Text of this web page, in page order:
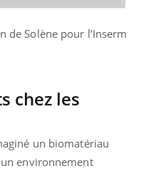
de Solène pour l’Inserm
chez les
un biomatériau
environnement